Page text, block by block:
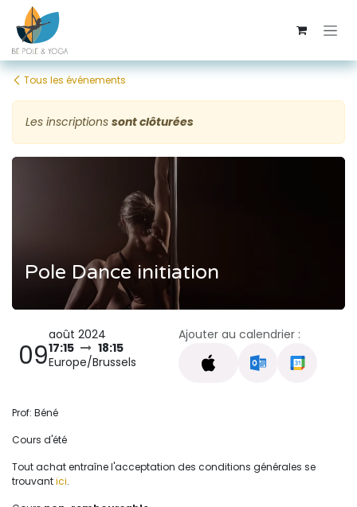
Se rendre au contenu
Tous les événements
Les inscriptions sont clôturées
Pole Dance initiation
09
août 2024
17:15
18:15
Europe/Brussels
Ajouter au calendrier :
Prof: Béné
Cours d'été
Tout achat entraîne l'acceptation des conditions générales se
trouvantici.